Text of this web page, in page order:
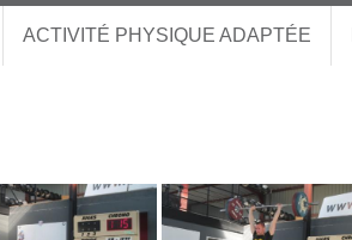
ACTIVITÉ PHYSIQUE ADAPTÉE